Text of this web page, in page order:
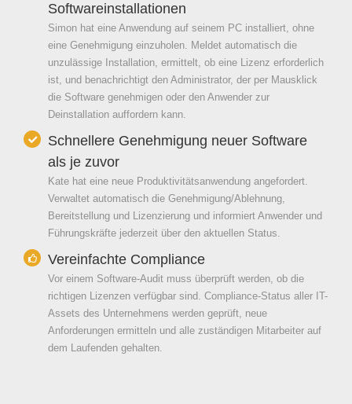
Softwareinstallationen
Simon hat eine Anwendung auf seinem PC installiert, ohne
eine Genehmigung einzuholen. Meldet automatisch die
unzulässige Installation, ermittelt, ob eine Lizenz erforderlich
ist, und benachrichtigt den Administrator, der per Mausklick
die Software genehmigen oder den Anwender zur
Deinstallation auffordern kann.
Schnellere Genehmigung neuer Software
als je zuvor
Kate hat eine neue Produktivitätsanwendung angefordert.
Verwaltet automatisch die Genehmigung/Ablehnung,
Bereitstellung und Lizenzierung und informiert Anwender und
Führungskräfte jederzeit über den aktuellen Status.
Vereinfachte Compliance
Vor einem Software-Audit muss überprüft werden, ob die
richtigen Lizenzen verfügbar sind. Compliance-Status aller IT-
Assets des Unternehmens werden geprüft, neue
Anforderungen ermitteln und alle zuständigen Mitarbeiter auf
dem Laufenden gehalten.